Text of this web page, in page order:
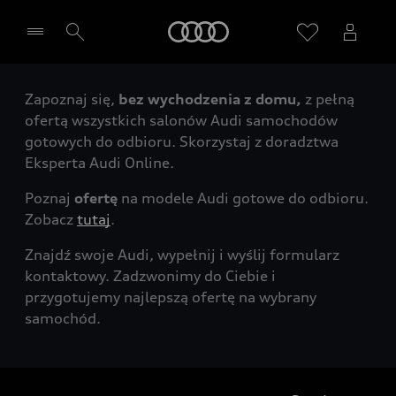
Wybierz Twojego Partnera Audi
Zapoznaj się, bez wychodzenia z domu, z pełną
ofertą wszystkich salonów Audi samochodów
gotowych do odbioru. Skorzystaj z doradztwa
Eksperta Audi Online.
Poznaj ofertę na modele Audi gotowe do odbioru.
Zobacz tutaj.
Znajdź swoje Audi, wypełnij i wyślij formularz
kontaktowy. Zadzwonimy do Ciebie i
przygotujemy najlepszą ofertę na wybrany
samochód.